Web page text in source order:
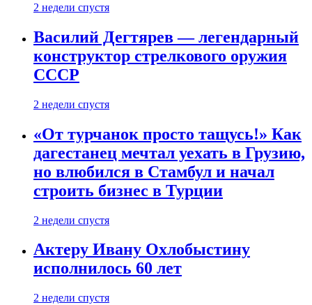
2 недели спустя
Василий Дегтярев — легендарный
конструктор стрелкового оружия
СССР
2 недели спустя
«От турчанок просто тащусь!» Как
дагестанец мечтал уехать в Грузию,
но влюбился в Стамбул и начал
строить бизнес в Турции
2 недели спустя
Актеру Ивану Охлобыстину
исполнилось 60 лет
2 недели спустя